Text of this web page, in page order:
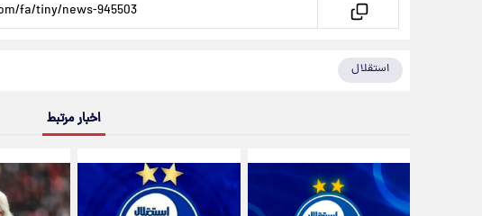
استقلال
اخبار مرتبط